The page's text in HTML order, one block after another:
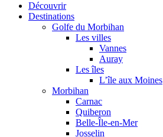
Découvrir
Destinations
Golfe du Morbihan
Les villes
Vannes
Auray
Les îles
L’île aux Moines
Morbihan
Carnac
Quiberon
Belle-Île-en-Mer
Josselin